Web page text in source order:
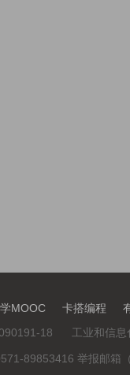
MOOC 卡搭编程
18 工业和信
89853416 举报邮